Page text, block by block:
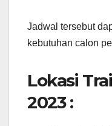
Jadwal tersebut
kebutuhan calon
Lokasi
2023 :